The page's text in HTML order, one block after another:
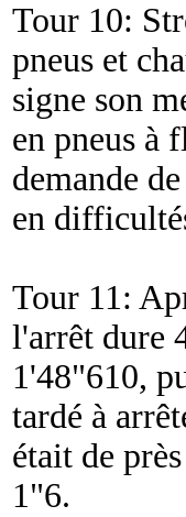
Tour 10:
pneus et
signe son
en pneus à
demande
en
Tour 11:
l'arrêt dure
1'48"610,
tardé à
était de
1"6.